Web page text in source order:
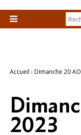

Accueil › Dimanche 20
2023